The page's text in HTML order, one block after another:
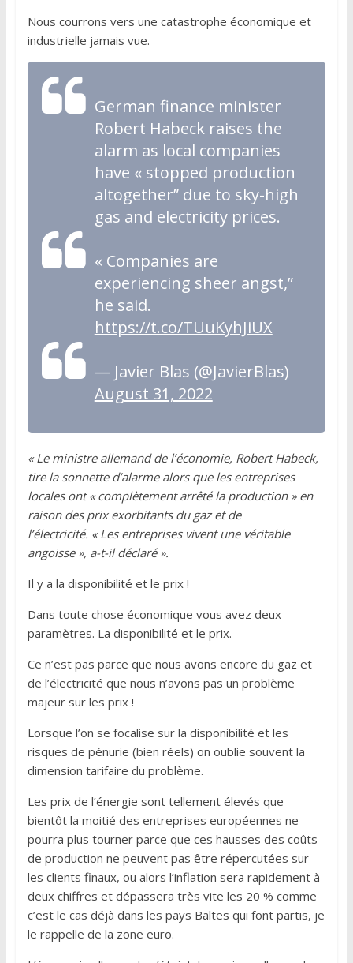
Nous courrons vers une catastrophe économique et
industrielle jamais vue.
German finance minister
Robert Habeck raises the
alarm as local companies
have « stopped production
altogether” due to sky-high
gas and electricity prices.
« Companies are
experiencing sheer angst,”
he said.
https://t.co/TUuKyhJiUX
— Javier Blas (@JavierBlas)
August 31, 2022
« Le ministre allemand de l’économie, Robert Habeck,
tire la sonnette d’alarme alors que les entreprises
locales ont « complètement arrêté la production » en
raison des prix exorbitants du gaz et de
l’électricité. « Les entreprises vivent une véritable
angoisse », a-t-il déclaré ».
Il y a la disponibilité et le prix !
Dans toute chose économique vous avez deux
paramètres. La disponibilité et le prix.
Ce n’est pas parce que nous avons encore du gaz et
de l’électricité que nous n’avons pas un problème
majeur sur les prix !
Lorsque l’on se focalise sur la disponibilité et les
risques de pénurie (bien réels) on oublie souvent la
dimension tarifaire du problème.
Les prix de l’énergie sont tellement élevés que
bientôt la moitié des entreprises européennes ne
pourra plus tourner parce que ces hausses des coûts
de production ne peuvent pas être répercutées sur
les clients finaux, ou alors l’inflation sera rapidement à
deux chiffres et dépassera très vite les 20 % comme
c’est le cas déjà dans les pays Baltes qui font partis, je
le rappelle de la zone euro.